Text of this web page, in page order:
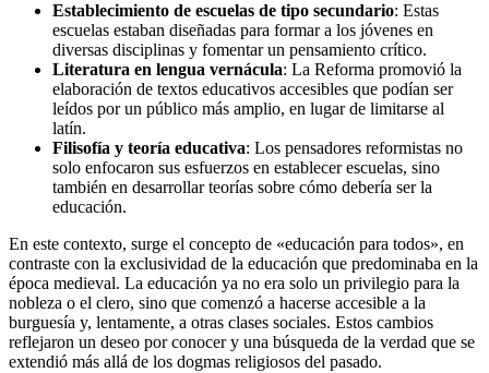
Establecimiento de escuelas de tipo secundario: Estas
escuelas estaban diseñadas para formar a los jóvenes en
diversas disciplinas y fomentar un pensamiento crítico.
Literatura en lengua vernácula: La Reforma promovió la
elaboración de textos educativos accesibles que podían ser
leídos por un público más amplio, en lugar de limitarse al
latín.
Filisofía y teoría educativa: Los pensadores reformistas no
solo enfocaron sus esfuerzos en establecer escuelas, sino
también en desarrollar teorías sobre cómo debería ser la
educación.
En este contexto, surge el concepto de «educación para todos», en
contraste con la exclusividad de la educación que predominaba en la
época medieval. La educación ya no era solo un privilegio para la
nobleza o el clero, sino que comenzó a hacerse accesible a la
burguesía y, lentamente, a otras clases sociales. Estos cambios
reflejaron un deseo por conocer y una búsqueda de la verdad que se
extendió más allá de los dogmas religiosos del pasado.